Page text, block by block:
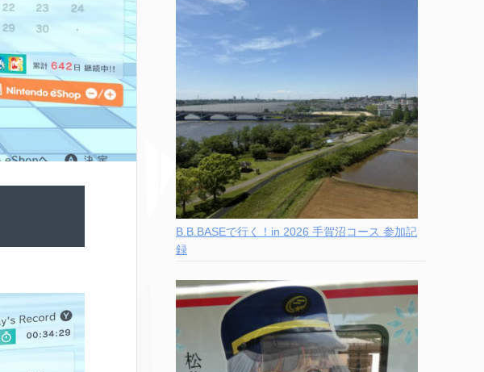
B.B.BASEで行く！in 2026 手賀沼コース 参加記
録